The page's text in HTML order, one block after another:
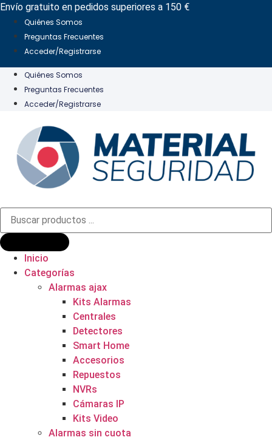
Ir
contenido
Envío gratuito en pedidos superiores a 150 €
Quiénes Somos
Preguntas Frecuentes
Acceder/Registrarse
Quiénes Somos
Preguntas Frecuentes
Acceder/Registrarse
Búsqueda
productos
Inicio
Categorías
Alarmas ajax
Kits Alarmas
Centrales
Detectores
Smart Home
Accesorios
Repuestos
NVRs
Cámaras IP
Kits Video
Alarmas sin cuota